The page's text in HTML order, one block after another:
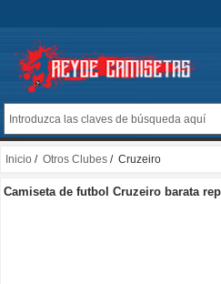
Inicio / Otros Clubes / Cruzeiro
Camiseta de futbol Cruzeiro barata